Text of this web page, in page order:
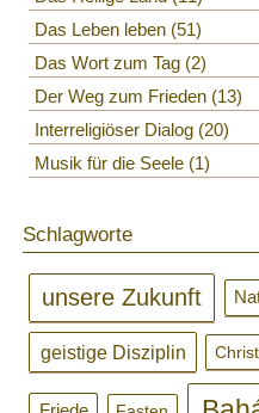
Das Leben leben 51
Das Wort zum Tag 2
Der Weg zum Frieden 13
Interreligiöser Dialog 20
Musik für die Seele 1
Schlagworte
unsere Zukunft
geistige Disziplin